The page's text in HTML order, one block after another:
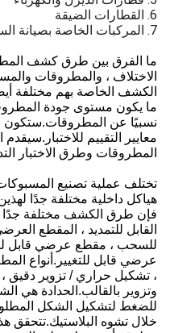
6. القطارات الضيقة
7. المركبات الخاصة بصيانة السكك الحديدية.
ما الفرق بين طرق كشف
الاختلاف ، والمطروقات
الكشف الخاصة بهم مختلفة
ما يكون مستوى جودة
نسبيًا عن المطروقات.ستكون
معايير التقييم
المطروقات وطرق الاختبار
تختلف عملية تصنيع
هياكل داخلية مختلفة جدًا
فإن طرق الكشف مختلفة جدًا
القابل للتمديد ، المقطع
للسحب ، مقطع عرضي قابل
عرضي قابل للتغيير.أنواع
، تشكيل حراري / تزوير دقيق ،
وتزوير بالقالب.الحدادة هي
للضغط لتشكيل الشكل
خلال تشوه البلاستيك.تتحقق